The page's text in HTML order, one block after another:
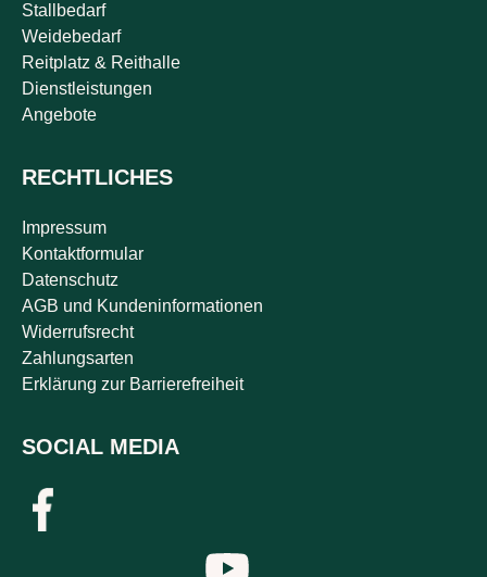
Stallbedarf
Weidebedarf
Reitplatz & Reithalle
Dienstleistungen
Angebote
RECHTLICHES
Impressum
Kontaktformular
Datenschutz
AGB und Kundeninformationen
Widerrufsrecht
Zahlungsarten
Erklärung zur Barrierefreiheit
SOCIAL MEDIA